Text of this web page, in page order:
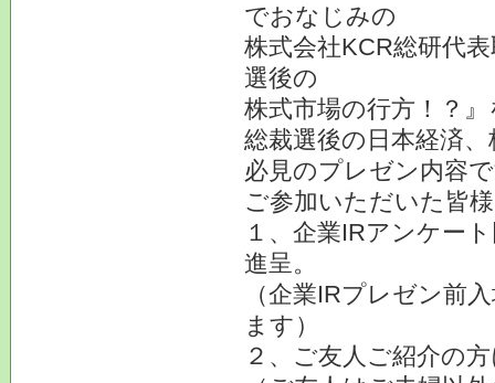
でおなじみの
株式会社KCR総研代
選後の
株式市場の行方！？
総裁選後の日本経済
必見のプレゼン内容
ご参加いただいた皆
１、企業IRアンケー
進呈。
（企業IRプレゼン前
ます）
２、ご友人ご紹介の